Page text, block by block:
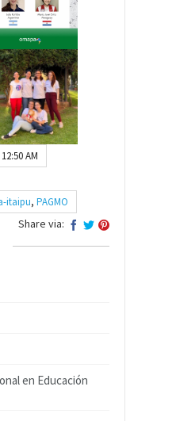
AM
itaipu, PAGMO
Share via:
en Educación